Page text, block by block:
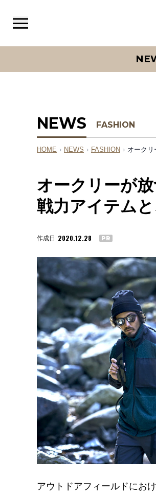
NEWS FASHION
HOME › NEWS › FASHION › オークリ
オークリーが
戦力アイテムと
作成日 2020.12.28 PR
アウトドアフィールドにお